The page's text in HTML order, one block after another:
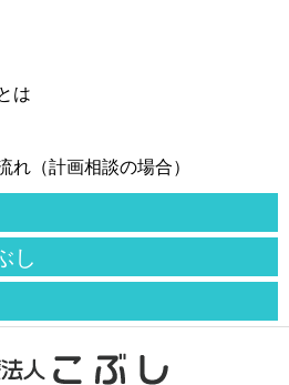
は
（計画相談の場合）
し